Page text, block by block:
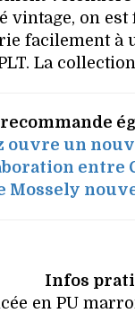
on est
facilement
La
ouvre un
entre
Mossely
Infos
en PU